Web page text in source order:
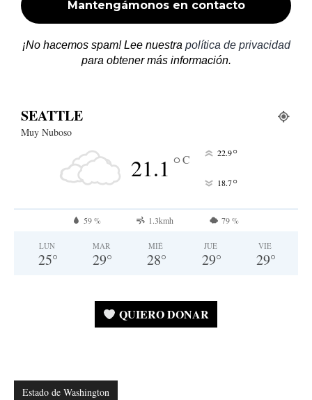
¡No hacemos spam! Lee nuestra política de privacidad
para obtener más información.
SEATTLE
Muy Nuboso
21.1 °C 22.9°
18.7°
59 % 1.3kmh 79 %
LUN
25°
MAR
29°
MIÉ
28°
JUE
29°
VIE
29°
QUIERO DONAR
Estado de Washington